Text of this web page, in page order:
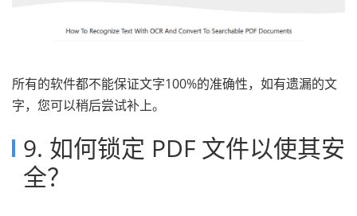
所有的软件都不能保证文字100%的准确性，如有遗漏的文
字，您可以稍后尝试补上。
9. 如何锁定 PDF 文件以使其安
全？